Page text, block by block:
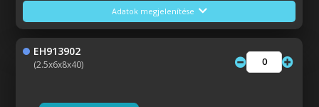
Adatok megjelenítése
EH913902
(2.5x6x8x40)